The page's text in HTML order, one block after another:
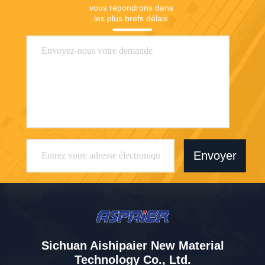
vous répondrons dans
les plus brefs délais.
Envoyer
Sichuan Aishipaier New Material
Technology Co., Ltd.